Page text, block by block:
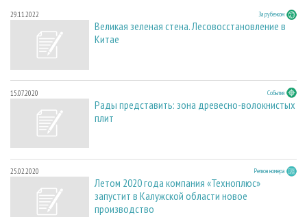
29.11.2022 За рубежом
Великая зеленая стена. Лесовосстановление в
Китае
15.07.2020 События
Рады представить: зона древесно-волокнистых
плит
25.02.2020 Регион номера
Летом 2020 года компания «Техноплюс»
запустит в Калужской области новое
производство